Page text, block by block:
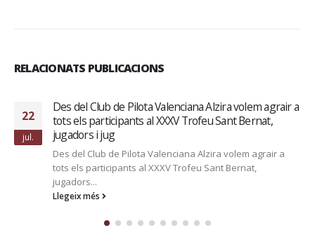
RELACIONATS PUBLICACIONS
22
jul.
Des del Club de Pilota Valenciana Alzira volem agrair a
tots els participants al XXXV Trofeu Sant Bernat,
jugadors i jug
Des del Club de Pilota Valenciana Alzira volem agrair a
tots els participants al XXXV Trofeu Sant Bernat,
jugadors...
Llegeix més